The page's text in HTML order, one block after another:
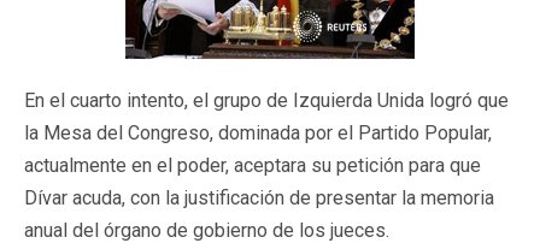
En el cuarto intento, el grupo de Izquierda Unida logró que
la Mesa del Congreso, dominada por el Partido Popular,
actualmente en el poder, aceptara su petición para que
Dívar acuda, con la justificación de presentar la memoria
anual del órgano de gobierno de los jueces.